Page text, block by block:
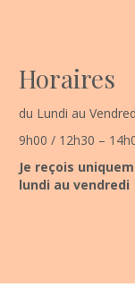
Horaires
du Lundi au
9h00 / 12h30 –
Je reçois
lundi au vendredi